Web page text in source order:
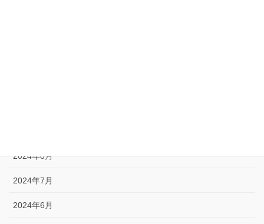
2024年8月
2024年7月
2024年6月